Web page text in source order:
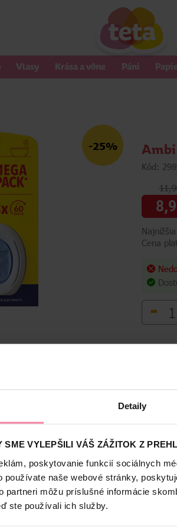
Detaily
SME VYLEPŠILI VÁŠ ZÁŽITOK Z
poskytovanie funkcií sociálnych
používate naše webové stránky,
partneri môžu príslušné informácie
ste používali ich služby.
Vlasy Krása a vône Páni
-25% Ambi
Kód:
Cena
-
zápach a zanecháva jemnú sviežu
od Lenoru. Príjemný pocit z vášho